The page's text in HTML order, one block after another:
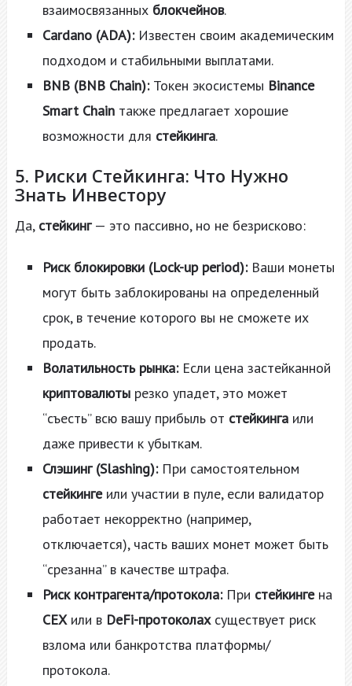
взаимосвязанных блокчейнов.
Cardano (ADA):Известен своим академическим
подходом и стабильными выплатами.
BNB (BNB Chain):Токен экосистемы Binance
Smart Chainтакже предлагает хорошие
возможности для стейкинга.
5. Риски Стейкинга: Что Нужно
Знать Инвестору
Да, стейкинг— это пассивно, но не безрисково:
Риск блокировки (Lock-up period):Ваши монеты
могут быть заблокированы на определенный
срок, в течение которого вы не сможете их
продать.
Волатильность рынка:Если цена застейканной
криптовалютырезко упадет, это может
“съесть” всю вашу прибыль от стейкингаили
даже привести к убыткам.
Слэшинг (Slashing):При самостоятельном
стейкингеили участии в пуле, если валидатор
работает некорректно (например,
отключается), часть ваших монет может быть
“срезанна” в качестве штрафа.
Риск контрагента/протокола:При стейкингена
CEXили в DeFi-протоколахсуществует риск
взлома или банкротства платформы/
протокола.